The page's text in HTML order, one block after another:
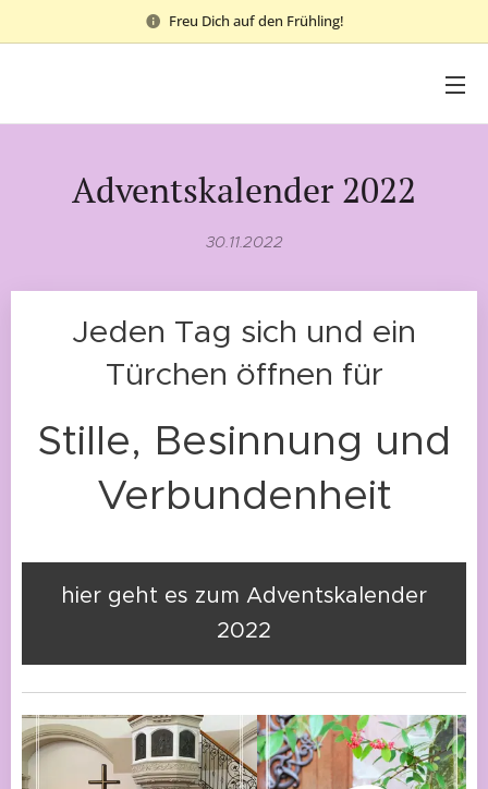
Freu Dich auf den Frühling!
Adventskalender 2022
30.11.2022
Jeden Tag sich und ein
Türchen öffnen für
Stille, Besinnung und
Verbundenheit
hier geht es zum Adventskalender
2022